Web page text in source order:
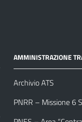
AMMINISTRAZIONE
Archivio ATS
PNRR – Missione 6